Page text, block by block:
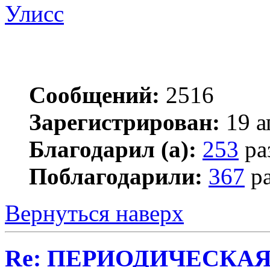
Улисс
Сообщений: 2516
Зарегистрирован: 19
Благодарил (а): 253
Поблагодарили: 367
Вернуться наверх
Re: